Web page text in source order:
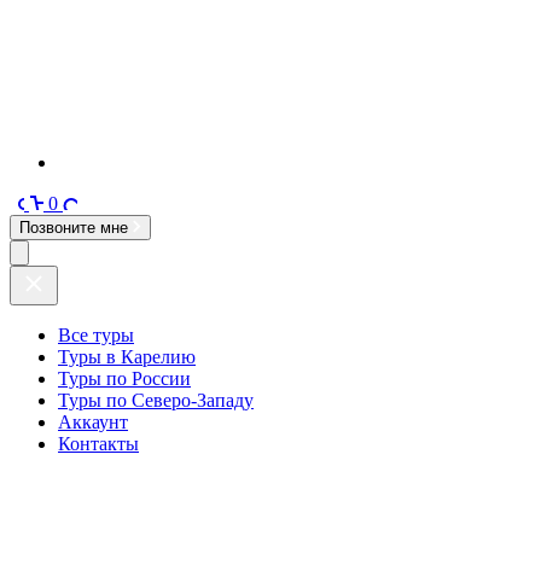
0
Позвоните мне
Все туры
Туры в Карелию
Туры по России
Туры по Северо-Западу
Аккаунт
Контакты